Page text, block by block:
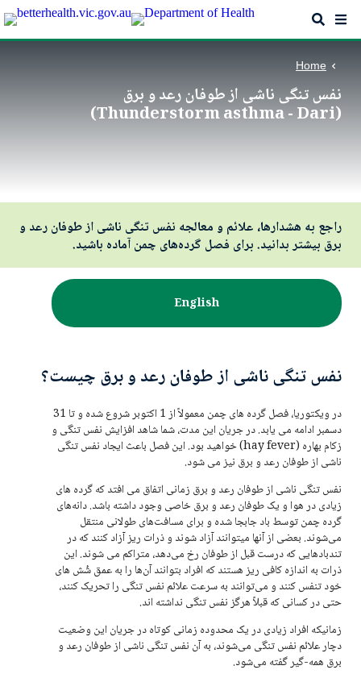
Skip
to
Search
Home
نفس تنگی ناشی از طوفان رعد و برق
(Thunderstorm asthma - Dari)
راجع به هشدارها، علائم و معالجه نفس تنگی ناشی از طوفان رعد و
برق بیشتر بدانید. برای فصل گرده‌های چمن آماده باشید.
English
نفس تنگی ناشی از طوفان رعد و برق چیست؟
در ویکتوریا، فصل گرده های چمن معمولاً از 1 اکتوبر شروع شده و تا 31
دسمبر ادامه می یابد. در جریان این مدت، شما شاهد افزایش نفس تنگی و
زکام بهاره (hay fever) خواهید بود. این فصل باعث ایجاد نفس تنگی
ناشی از طوفان رعد و برق نیز می شود.
نفس تنگی ناشی از طوفان رعد و برق زمانی اتفاق می افتد که گرده های
زیادی در هوا و یک طوفان رعد و برق خاصی وجود داشته باشد. دانه‌های
گرده چمن توسط باد جابجا شده و برای مسافت‌های طولانی منتقل
می‌شوند. بعضی از آنها میتوانند آزاد شوند و ذرات ریز آزاد کنند که در
تندبادهایی که درست قبل از طوفان رخ می‌دهد، متراکم می شوند. این
ذرات به اندازه کافی ریز هستند که افراد بتوانند آن‌ها را به عمق شُش های
خود تنفس کنند و می‌توانند به سرعت علائم نفس تنگی را تحریک کنند،
حتی در کسانی که قبلاً هرگز نفس تنگی نداشته ‌اند.
زمانیکه افراد زیادی در یک محدوده زمانی کوتاه در جریان این وضعیت
دچار علائم نفس تنگی می‌شوند، به آن نفس تنگی ناشی از طوفان رعد و
برق همه-گیر گفته می‌شود.